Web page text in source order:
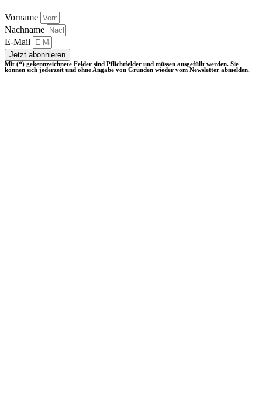
Vorname
Nachname
E-Mail
Jetzt abonnieren
Mit (*) gekennzeichnete Felder sind Pflichtfelder und müssen ausgefüllt werden. Sie
können sich jederzeit und ohne Angabe von Gründen wieder vom Newsletter abmelden.